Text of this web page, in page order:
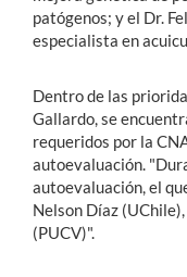
patógenos; y el Dr.
especialista en
Dentro de las
Gallardo, se
requeridos por la
autoevaluación.
autoevaluación, el
Nelson Díaz
(PUCV)".